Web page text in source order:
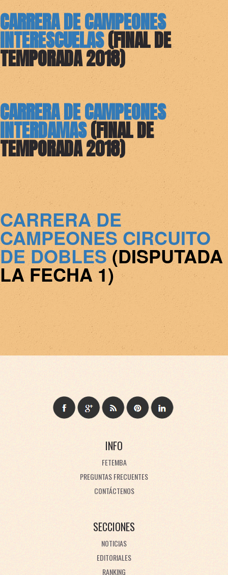
CARRERA DE CAMPEONES
INTERESCUELAS(FINAL DE
TEMPORADA 2018)
CARRERA DE CAMPEONES
INTERDAMAS(FINAL DE
TEMPORADA 2018)
CARRERA DE
CAMPEONES CIRCUITO
DE DOBLES (DISPUTADA
LA FECHA 1)
INFO
FETEMBA
PREGUNTAS FRECUENTES
CONTÁCTENOS
SECCIONES
NOTICIAS
EDITORIALES
RANKING